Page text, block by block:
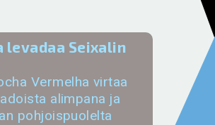
levadaa Seixalin
Vermelha virtaa
alimpana ja
pohjoispuolelta